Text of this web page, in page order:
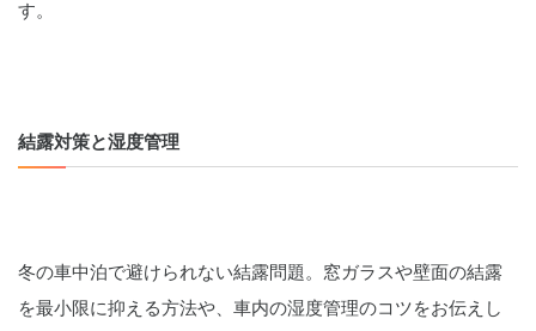
す。
結露対策と湿度管理
冬の車中泊で避けられない結露問題。窓ガラスや壁面の結露
を最小限に抑える方法や、車内の湿度管理のコツをお伝えし